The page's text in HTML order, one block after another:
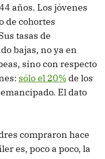
años. Los jóvenes
de cohortes
tasas de
bajas, no ya en
sino con respecto
sólo el 20% de los
El dato
compraron hace
es, poco a poco, la